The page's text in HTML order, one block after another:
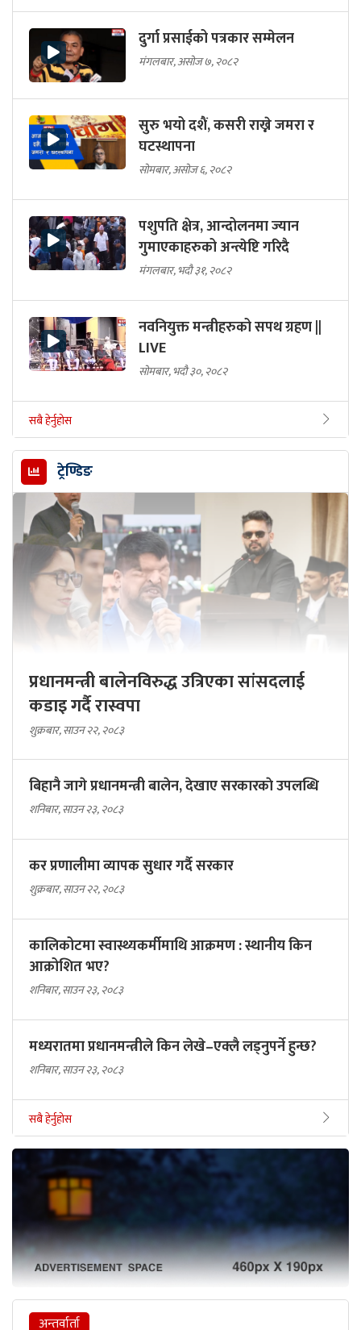
दुर्गा प्रसाईको पत्रकार सम्मेलन
मंगलबार, असोज ७, २०८२
सुरु भयो दशैं, कसरी राख्ने जमरा र
घटस्थापना
सोमबार, असोज ६, २०८२
पशुपति क्षेत्र, आन्दोलनमा ज्यान
गुमाएकाहरुको अन्त्येष्टि गरिदै
मंगलबार, भदौ ३१, २०८२
नवनियुक्त मन्त्रीहरुको सपथ ग्रहण ||
LIVE
सोमबार, भदौ ३०, २०८२
सबै हेर्नुहोस
ट्रेण्डिङ
प्रधानमन्त्री बालेनविरुद्ध उत्रिएका सांसदलाई
कडाइ गर्दै रास्वपा
शुक्रबार, साउन २२, २०८३
बिहानै जागे प्रधानमन्त्री बालेन, देखाए सरकारकाे उपलब्धि
शनिबार, साउन २३, २०८३
कर प्रणालीमा व्यापक सुधार गर्दै सरकार
शुक्रबार, साउन २२, २०८३
कालिकोटमा स्वास्थ्यकर्मीमाथि आक्रमण : स्थानीय किन
आक्रोशित भए?
शनिबार, साउन २३, २०८३
मध्यरातमा प्रधानमन्त्रीले किन लेखे–एक्लै लड्नुपर्ने हुन्छ?
शनिबार, साउन २३, २०८३
सबै हेर्नुहोस
अन्तर्वार्ता